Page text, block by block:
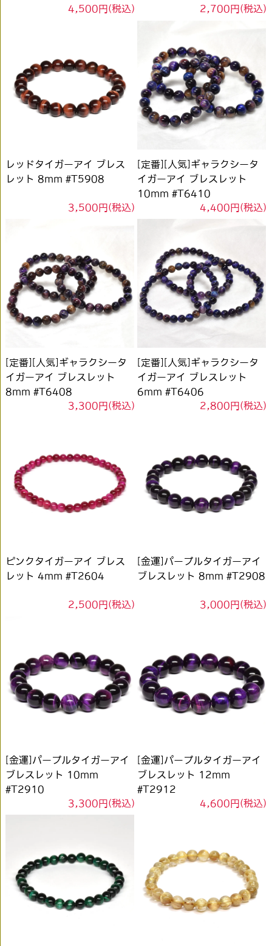
4,500円(税込)
2,700円(税込)
レッドタイガーアイ ブレス
レット 8mm #T5908
3,500円(税込)
[定番][人気]ギャラクシータ
イガーアイ ブレスレット
10mm #T6410
4,400円(税込)
[定番][人気]ギャラクシータ
イガーアイ ブレスレット
8mm #T6408
3,300円(税込)
[定番][人気]ギャラクシータ
イガーアイ ブレスレット
6mm #T6406
2,800円(税込)
ピンクタイガーアイ ブレス
レット 4mm #T2604
2,500円(税込)
[金運]パープルタイガーアイ
ブレスレット 8mm #T2908
3,000円(税込)
[金運]パープルタイガーアイ
ブレスレット 10mm
#T2910
3,300円(税込)
[金運]パープルタイガーアイ
ブレスレット 12mm
#T2912
4,600円(税込)